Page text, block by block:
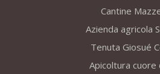
Cantine
Azienda agricola
Tenuta Giosué
Apicoltura cuore